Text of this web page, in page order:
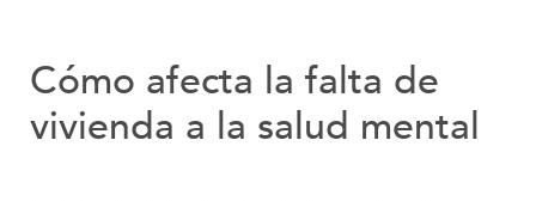
Cómo afecta la falta de
vivienda a la salud mental